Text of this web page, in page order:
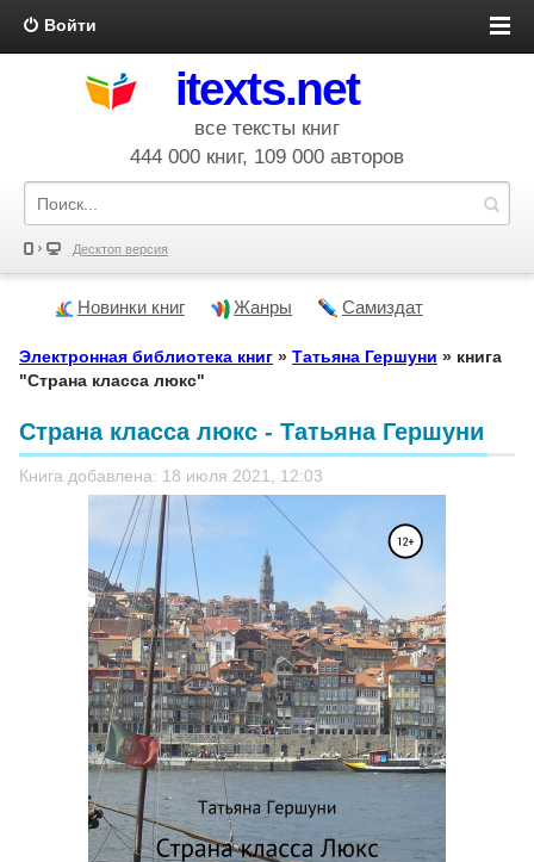
Войти
itexts.net
все тексты книг
444 000 книг, 109 000 авторов
Десктоп версия
Новинки книг Жанры Самиздат
Электронная библиотека книг » Татьяна Гершуни » книга
"Страна класса люкс"
Страна класса люкс - Татьяна Гершуни
Книга добавлена: 18 июля 2021, 12:03